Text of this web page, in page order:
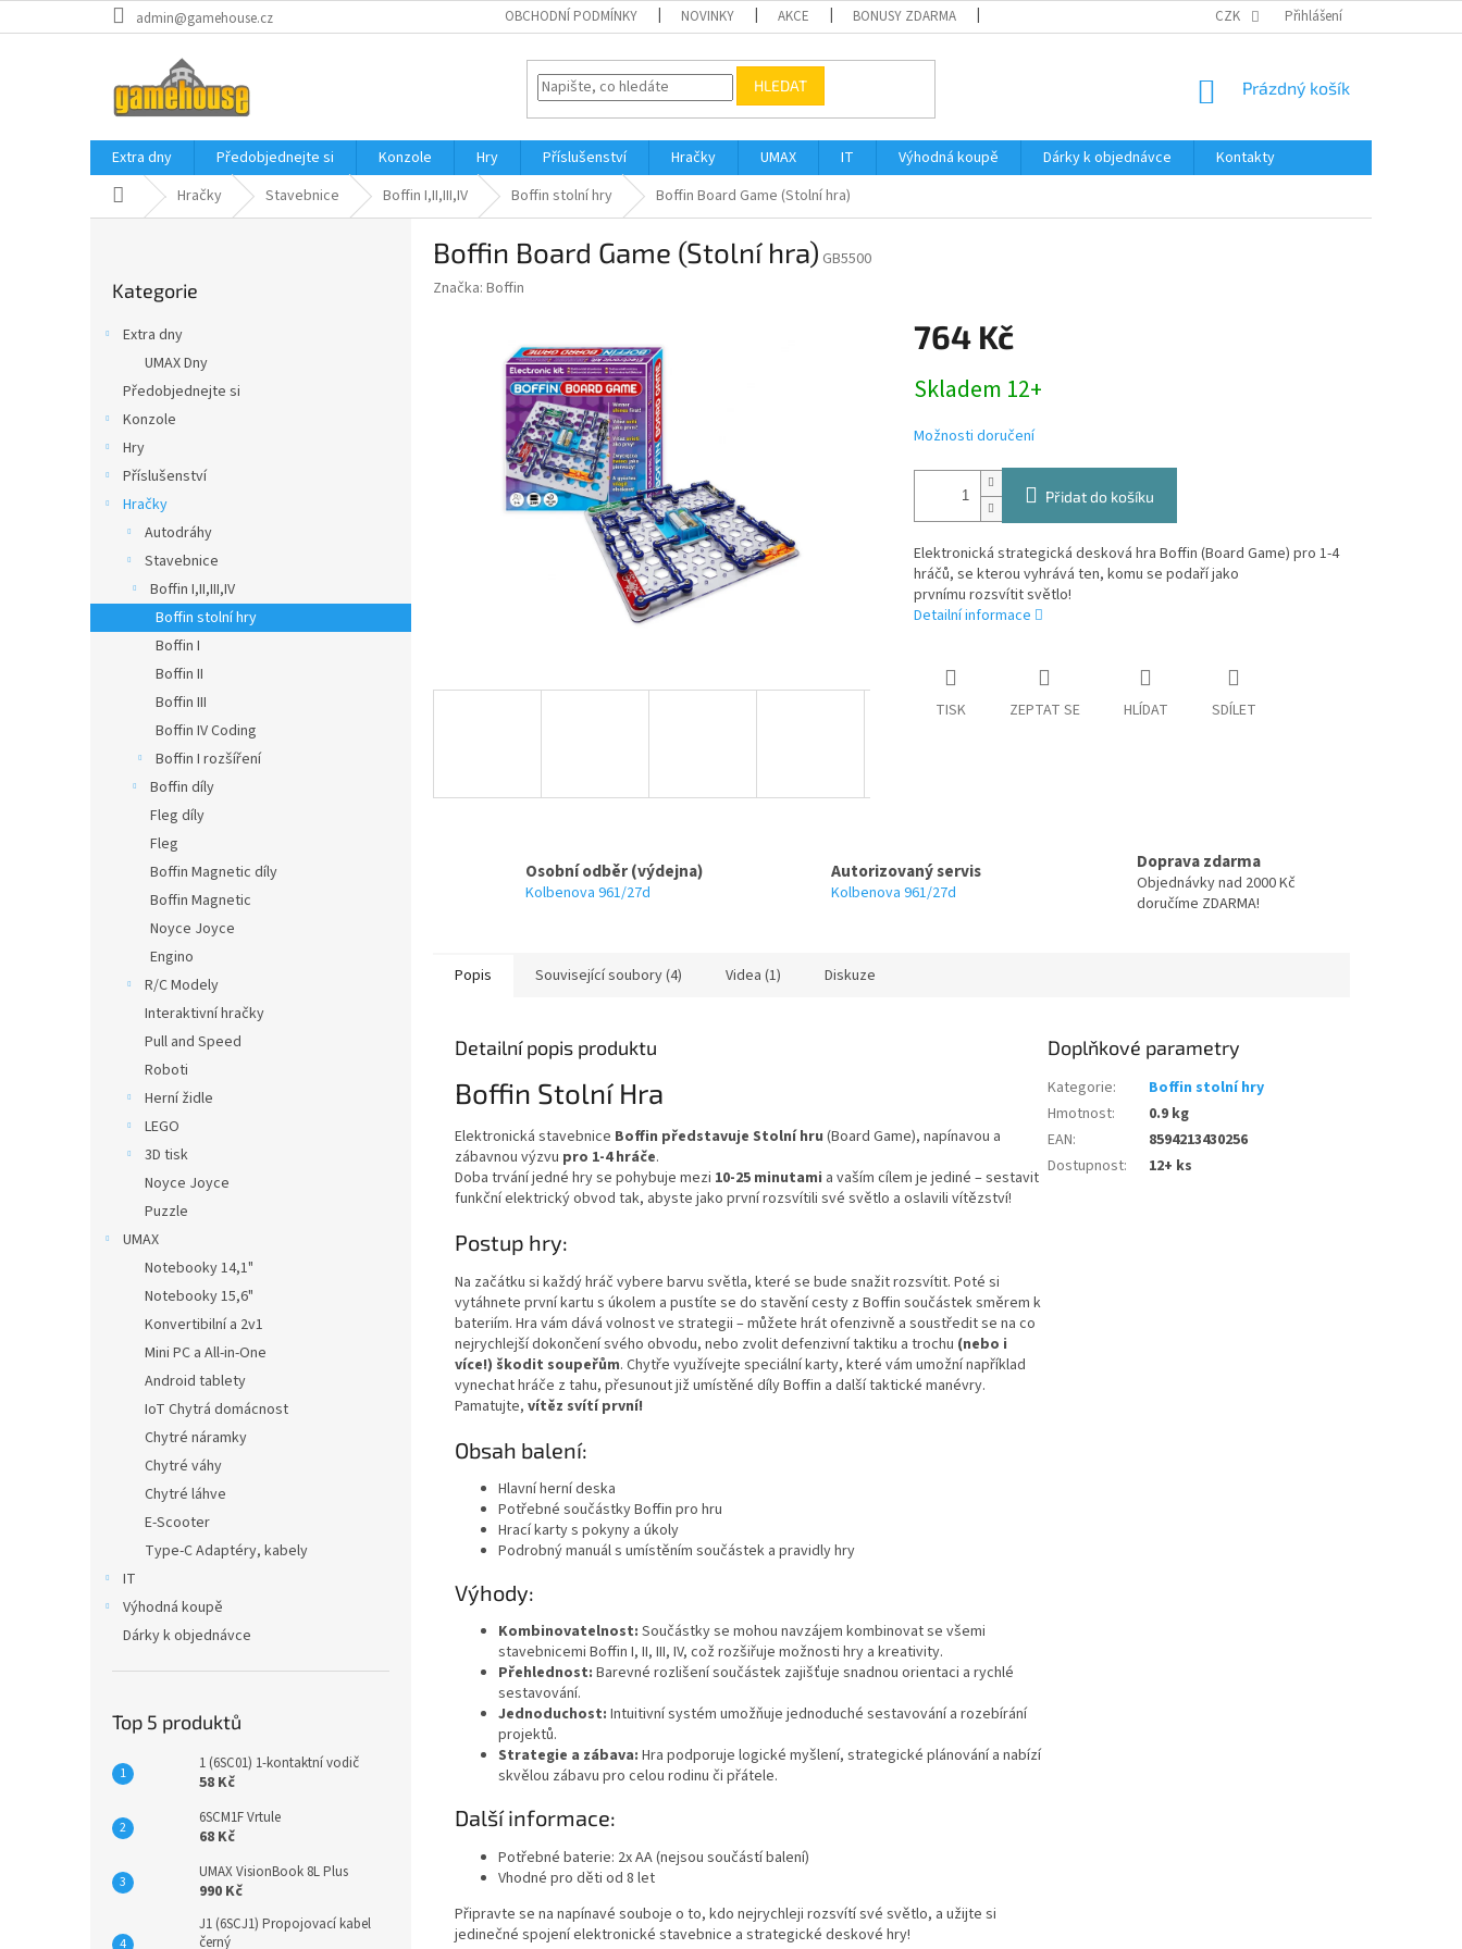
na
admin@gamehouse.cz OBCHODNÍ PODMÍNKY NOVINKY AKCE BONUSY ZDARMA PODMÍNKY OCHRANY OSOBNÍCH ÚDAJŮ
CZK Přihlášení
HLEDAT
NÁKUPNÍ
Prázdný košík
Extra dny Předobjednejte si Konzole Hry Příslušenství Hračky UMAX IT Výhodná koupě Dárky k objednávce
Kontakty
Domů Hračky Stavebnice Boffin I,II,III,IV Boffin stolní hry Boffin Board Game (Stolní hra)
kategorie
Kategorie
Extra dny
UMAX Dny
Předobjednejte si
Konzole
Hry
Příslušenství
Hračky
Autodráhy
Stavebnice
Boffin I,II,III,IV
Boffin stolní hry
Boffin I
Boffin II
Boffin III
Boffin IV Coding
Boffin I rozšíření
Boffin díly
Fleg díly
Fleg
Boffin Magnetic díly
Boffin Magnetic
Noyce Joyce
Engino
R/C Modely
Interaktivní hračky
Pull and Speed
Roboti
Herní židle
LEGO
3D tisk
Noyce Joyce
Puzzle
UMAX
Notebooky 14,1"
Notebooky 15,6"
Konvertibilní a 2v1
Mini PC a All-in-One
Android tablety
IoT Chytrá domácnost
Chytré náramky
Chytré váhy
Chytré láhve
E-Scooter
Type-C Adaptéry, kabely
IT
Výhodná koupě
Dárky k objednávce
Top 5 produktů
1 (6SC01) 1-kontaktní vodič
58 Kč
6SCM1F Vrtule
68 Kč
UMAX VisionBook 8L Plus
990 Kč
J1 (6SCJ1) Propojovací kabel
černý
Boffin Board Game (Stolní hra) GB5500
Značka: Boffin
764 Kč
cena:
Skladem 12+
Možnosti doručení
Přidat do košíku
Elektronická strategická desková hra Boffin (Board Game) pro 1-4
hráčů, se kterou vyhrává ten, komu se podaří jako
prvnímu rozsvítit světlo!
Detailní informace
TISK ZEPTAT SE HLÍDAT SDÍLET
Osobní odběr (výdejna)
Kolbenova 961/27d
Autorizovaný servis
Kolbenova 961/27d
Doprava zdarma
Objednávky nad 2000 Kč
doručíme ZDARMA!
Popis Související soubory (4) Videa (1) Diskuze
Detailní popis produktu
Boffin Stolní Hra
Elektronická stavebnice Boffin představuje Stolní hru (Board Game), napínavou a
zábavnou výzvu pro 1-4 hráče.
Doba trvání jedné hry se pohybuje mezi 10-25 minutami a vaším cílem je jediné – sestavit
funkční elektrický obvod tak, abyste jako první rozsvítili své světlo a oslavili vítězství!
Postup hry:
Na začátku si každý hráč vybere barvu světla, které se bude snažit rozsvítit. Poté si
vytáhnete první kartu s úkolem a pustíte se do stavění cesty z Boffin součástek směrem k
bateriím. Hra vám dává volnost ve strategii – můžete hrát ofenzivně a soustředit se na co
nejrychlejší dokončení svého obvodu, nebo zvolit defenzivní taktiku a trochu (nebo i
více!) škodit soupeřům. Chytře využívejte speciální karty, které vám umožní například
vynechat hráče z tahu, přesunout již umístěné díly Boffin a další taktické manévry.
Pamatujte, vítěz svítí první!
Obsah balení:
Hlavní herní deska
Potřebné součástky Boffin pro hru
Hrací karty s pokyny a úkoly
Podrobný manuál s umístěním součástek a pravidly hry
Výhody:
Kombinovatelnost: Součástky se mohou navzájem kombinovat se všemi
stavebnicemi Boffin I, II, III, IV, což rozšiřuje možnosti hry a kreativity.
Přehlednost: Barevné rozlišení součástek zajišťuje snadnou orientaci a rychlé
sestavování.
Jednoduchost: Intuitivní systém umožňuje jednoduché sestavování a rozebírání
projektů.
Strategie a zábava: Hra podporuje logické myšlení, strategické plánování a nabízí
skvělou zábavu pro celou rodinu či přátele.
Další informace:
Potřebné baterie: 2x AA (nejsou součástí balení)
Vhodné pro děti od 8 let
Připravte se na napínavé souboje o to, kdo nejrychleji rozsvítí své světlo, a užijte si
jedinečné spojení elektronické stavebnice a strategické deskové hry!
Doplňkové parametry
Kategorie:
Boffin stolní hry
Hmotnost:
0.9 kg
EAN:
8594213430256
Dostupnost: 12+ ks